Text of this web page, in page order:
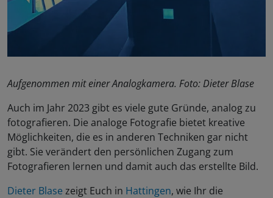
Aufgenommen mit einer Analogkamera. Foto: Dieter Blase
Auch im Jahr 2023 gibt es viele gute Gründe, analog zu
fotografieren. Die analoge Fotografie bietet kreative
Möglichkeiten, die es in anderen Techniken gar nicht
gibt. Sie verändert den persönlichen Zugang zum
Fotografieren lernen und damit auch das erstellte Bild.
Dieter Blase zeigt Euch in Hattingen, wie Ihr die